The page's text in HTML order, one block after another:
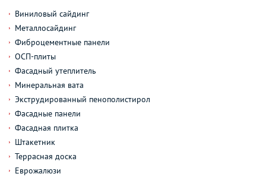
Виниловый сайдинг
Металлосайдинг
Фиброцементные панели
ОСП-плиты
Фасадный утеплитель
Минеральная вата
Экструдированный пенополистирол
Фасадные панели
Фасадная плитка
Штакетник
Террасная доска
Еврожалюзи